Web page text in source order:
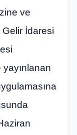
ve
Gelir İdaresi
yayınlanan